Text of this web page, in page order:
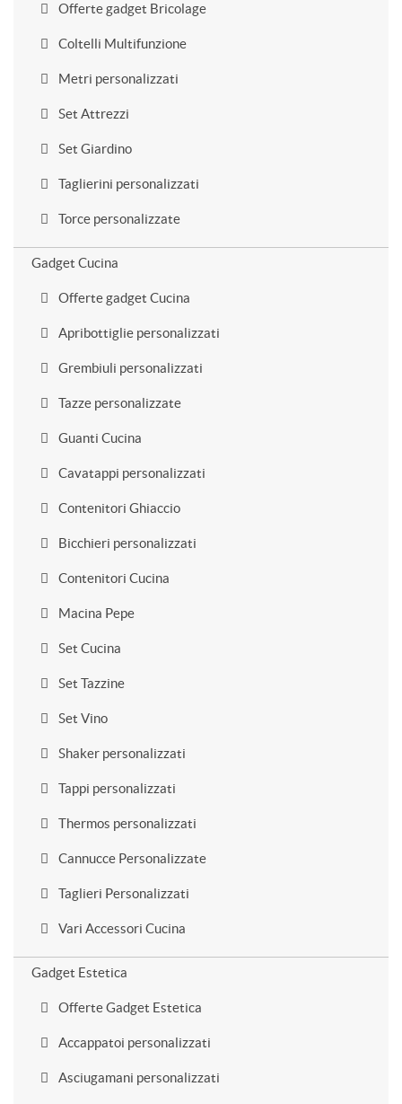
Offerte gadget Bricolage
Coltelli Multifunzione
Metri personalizzati
Set Attrezzi
Set Giardino
Taglierini personalizzati
Torce personalizzate
Gadget Cucina
Offerte gadget Cucina
Apribottiglie personalizzati
Grembiuli personalizzati
Tazze personalizzate
Guanti Cucina
Cavatappi personalizzati
Contenitori Ghiaccio
Bicchieri personalizzati
Contenitori Cucina
Macina Pepe
Set Cucina
Set Tazzine
Set Vino
Shaker personalizzati
Tappi personalizzati
Thermos personalizzati
Cannucce Personalizzate
Taglieri Personalizzati
Vari Accessori Cucina
Gadget Estetica
Offerte Gadget Estetica
Accappatoi personalizzati
Asciugamani personalizzati